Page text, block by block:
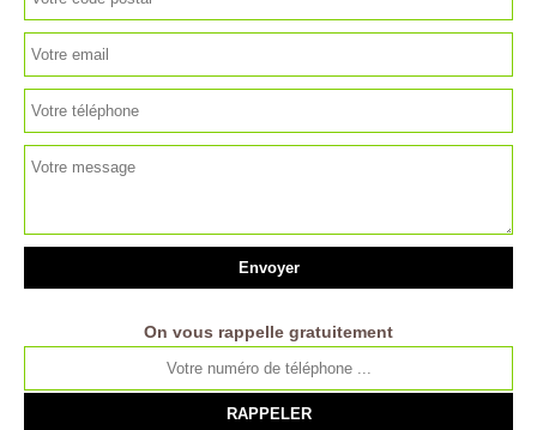
On vous rappelle gratuitement